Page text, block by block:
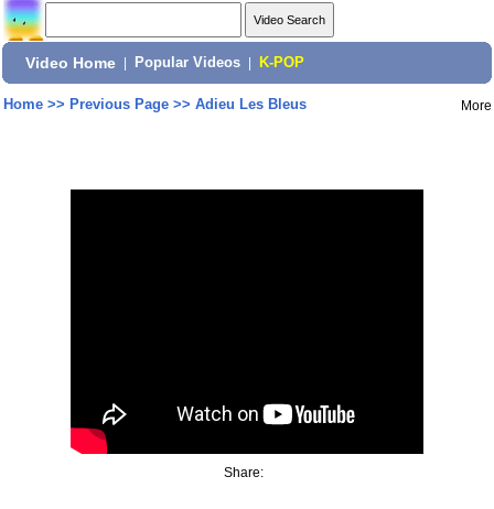
Video Home Popular Videos K-POP
Home>> Previous Page>> Adieu Les Bleus More
Share: